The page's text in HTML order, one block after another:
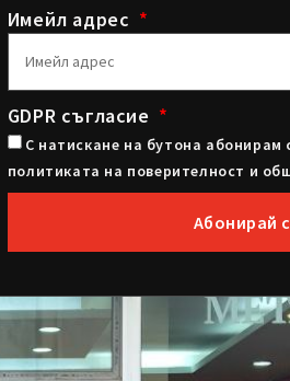
Имейл адрес
GDPR съгласие
С натискане на бутона абонирам
политиката на поверителност и
Абонирай